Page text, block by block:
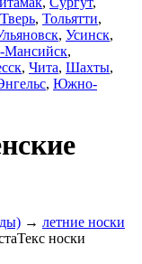
Тверь, Тольятти,
, Усинск,
Мансийск,
, Чита, Шахты,
, Южно-
→ летние носки
носки